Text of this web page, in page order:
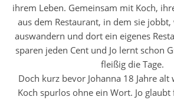
ihrem Leben. Gemeinsam mit Koch,
aus dem Restaurant, in dem sie
auswandern und dort ein eigenes
sparen jeden Cent und Jo lernt schon
fleißig die Tage.
Doch kurz bevor Johanna 18 Jahre
Koch spurlos ohne ein Wort. Jo glaubt